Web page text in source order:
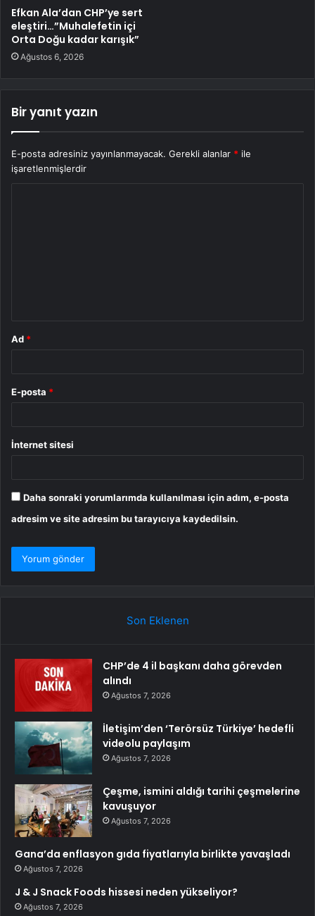
Efkan Ala’dan CHP’ye sert
eleştiri…”Muhalefetin içi
Orta Doğu kadar karışık”
Ağustos 6, 2026
Bir yanıt yazın
E-posta adresiniz yayınlanmayacak. Gerekli alanlar * ile
işaretlenmişlerdir
Ad *
E-posta *
İnternet sitesi
Daha sonraki yorumlarımda kullanılması için adım, e-posta
adresim ve site adresim bu tarayıcıya kaydedilsin.
Son Eklenen
CHP’de 4 il başkanı daha görevden
alındı
Ağustos 7, 2026
İletişim’den ‘Terörsüz Türkiye’ hedefli
videolu paylaşım
Ağustos 7, 2026
Çeşme, ismini aldığı tarihi çeşmelerine
kavuşuyor
Ağustos 7, 2026
Gana’da enflasyon gıda fiyatlarıyla birlikte yavaşladı
Ağustos 7, 2026
J & J Snack Foods hissesi neden yükseliyor?
Ağustos 7, 2026